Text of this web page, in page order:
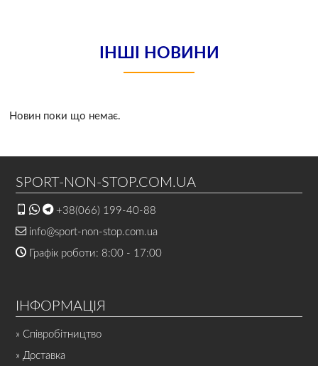
ІНШІ НОВИНИ
Новин поки що немає.
SPORT-NON-STOP.COM.UA
+38(066) 199-40-88
info@sport-non-stop.com.ua
Графік роботи: 8:00 - 17:00
ІНФОРМАЦІЯ
» Співробітництво
» Доставка